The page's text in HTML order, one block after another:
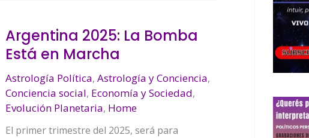
Argentina 2025: La Bomba
Está en Marcha
Astrología Política, Astrología y Conciencia,
Conciencia social, Economía y Sociedad,
Evolución Planetaria, Home
El primer trimestre del 2025, será para